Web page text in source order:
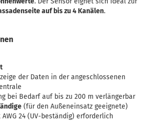
auf bis zu 4 Kanälen.
der Daten in der angeschlossenen
bei Bedarf auf bis zu 200 m verlängerbar
(für den Außeneinsatz geeignete)
AWG 24 (UV-beständig) erforderlich